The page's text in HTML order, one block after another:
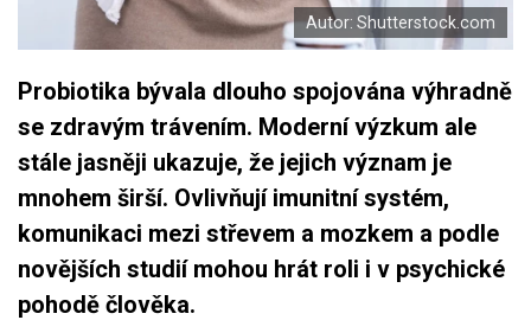
Autor: Shutterstock.com
Probiotika bývala dlouho spojována výhradně
se zdravým trávením. Moderní výzkum ale
stále jasněji ukazuje, že jejich význam je
mnohem širší. Ovlivňují imunitní systém,
komunikaci mezi střevem a mozkem a podle
novějších studií mohou hrát roli i v psychické
pohodě člověka.